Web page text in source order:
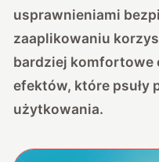
usprawnieniami
zaaplikowaniu
bardziej komfortowe
efektów, które psuły
użytkowania.